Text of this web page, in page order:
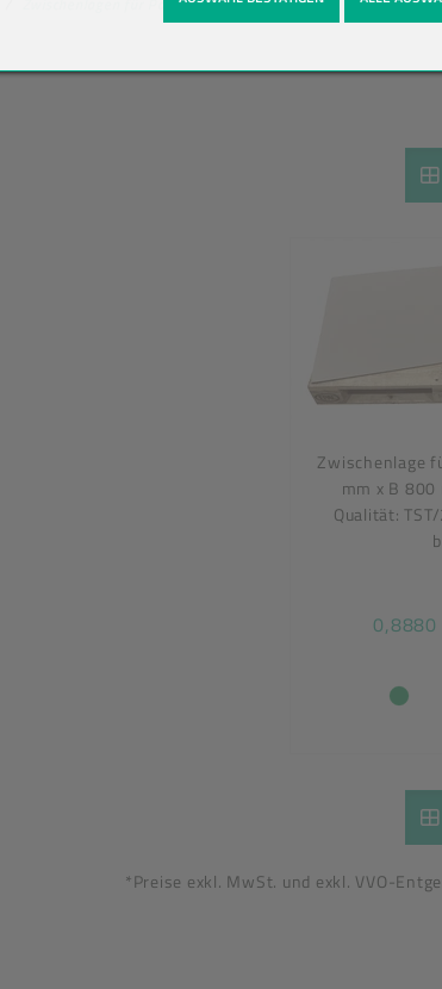
Zwischenlage
mm x B 800
Qualität:
0,8880
*Preise exkl. MwSt. und exkl. VVO-